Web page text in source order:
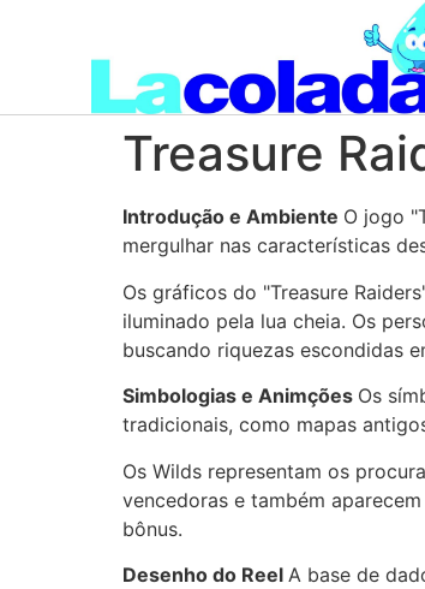
Treasure
Introdução e Ambiente O jogo
mergulhar nas características
Os gráficos do "Treasure
iluminado pela lua cheia. Os
buscando riquezas escondidas
Simbologias e Animções Os
tradicionais, como mapas
Os Wilds representam os
vencedoras e também
bônus.
Desenho do Reel A base de